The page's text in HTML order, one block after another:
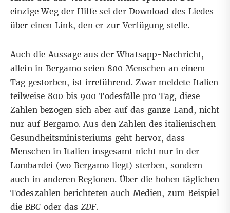
einzige Weg der Hilfe sei der Download des Liedes
über einen Link, den er zur Verfügung stelle.
Auch die Aussage aus der Whatsapp-Nachricht,
allein in Bergamo seien 800 Menschen an einem
Tag gestorben, ist irreführend. Zwarmeldete Italien
teilweise800 bis 900 Todesfälle pro Tag, diese
Zahlen bezogen sich aber auf das ganze Land, nicht
nur auf Bergamo. Aus denZahlen des italienischen
Gesundheitsministeriums geht hervor, dass
Menschen in Italien insgesamt nicht nur in der
Lombardei (wo Bergamo liegt) sterben, sondern
auch in anderen Regionen. Über die hohen täglichen
Todeszahlen berichteten auch Medien, zum Beispiel
die BBC oder das ZDF.